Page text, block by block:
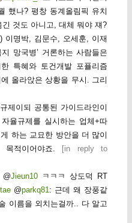
했나? 평창 동계올림픽 유치
것도 아니고, 대체 뭐야 쟤?
이명박, 김문수, 오세훈, 이재
망국병’ 거론하는 사람들은
특혜와 토건개발 포퓰리즘
올라앉은 상황을 무시. 그리
제이되 공통된 가이드라인이
율규제를 실시하는 업체+따
하는 교묘한 방안을 더 많이
적이어야죠. [in reply to
@Jieun10ㅋㅋㅋ 상도덕 RT
@parkq81: 근데 왜 장풍같
이름을 외치는걸까.. 다 알고